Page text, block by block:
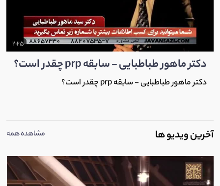
2:25
دکتر ماهور طباطبایی - سابقه prp چقدر است؟
دکتر ماهور طباطبایی - سابقه prp چقدر است؟
آخرین ویدیو ها مشاهده همه